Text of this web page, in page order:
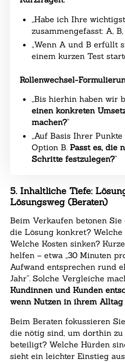
„Habe ich Ihre
zusammengefasst: A, B,
„Wenn A und B erfüllt
einem kurzen Test
Rollenwechsel-
„Bis hierhin haben wir
einen konkreten
machen?“
„Auf Basis Ihrer
Option B. Passt es, die
Schritte festzulegen?“
5. Inhaltliche Tiefe:
Lösungsweg (Beraten)
Beim Verkaufen betonen Sie
die Lösung konkret? Welche
Welche Kosten sinken?
helfen – etwa „30 Minuten
Aufwand entsprechen rund
Jahr“. Solche Vergleiche
Kundinnen und Kunden
wenn Nutzen in ihrem
Beim Beraten fokussieren
die nötig sind, um dorthin zu
beteiligt? Welche Hürden
sieht ein leichter Einstieg